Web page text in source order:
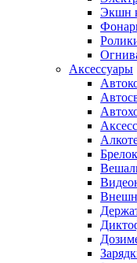
Экшн
Аксессуары